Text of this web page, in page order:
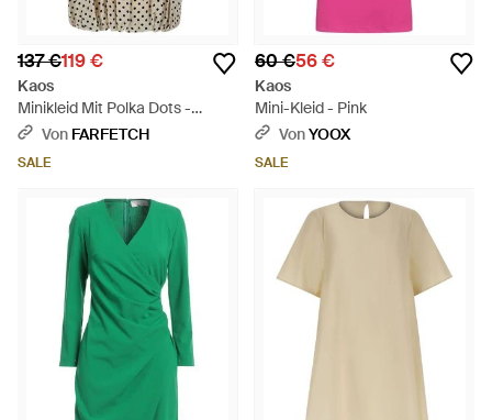
137 €119 €
Kaos
Minikleid Mit Polka Dots -
Mehrfarbig
Von FARFETCH
SALE
60 €56 €
Kaos
Mini-Kleid - Pink
VonYOOX
SALE